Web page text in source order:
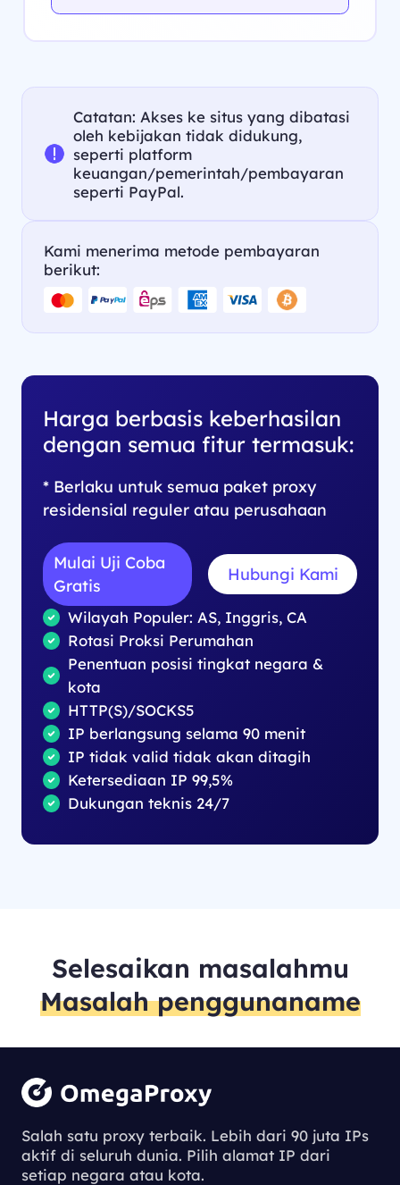
Catatan: Akses ke situs yang dibatasi
oleh kebijakan tidak didukung,
seperti platform
keuangan/pemerintah/pembayaran
seperti PayPal.
Kami menerima metode pembayaran
berikut:
Harga berbasis keberhasilan
dengan semua fitur termasuk:
* Berlaku untuk semua paket proxy
residensial reguler atau perusahaan
Mulai Uji Coba
Gratis
Hubungi Kami
Wilayah Populer: AS, Inggris, CA
Rotasi Proksi Perumahan
Penentuan posisi tingkat negara &
kota
HTTP(S)/SOCKS5
IP berlangsung selama 90 menit
IP tidak valid tidak akan ditagih
Ketersediaan IP 99,5%
Dukungan teknis 24/7
Selesaikan masalahmu
Masalah penggunaname
Salah satu proxy terbaik. Lebih dari 90 juta IPs
aktif di seluruh dunia. Pilih alamat IP dari
setiap negara atau kota.